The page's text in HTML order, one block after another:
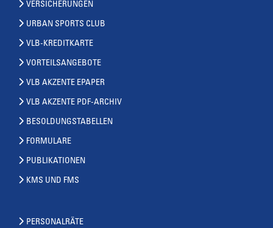
VERSICHERUNGEN
URBAN SPORTS CLUB
VLB-KREDITKARTE
VORTEILSANGEBOTE
VLB AKZENTE EPAPER
VLB AKZENTE PDF-ARCHIV
BESOLDUNGSTABELLEN
FORMULARE
PUBLIKATIONEN
KMS UND FMS
PERSONALRÄTE